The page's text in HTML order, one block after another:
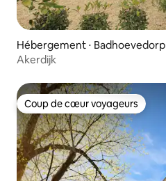
Hébergement ⋅ Badhoevedorp
Akerdijk
Coup de cœur voyageurs
Coup de cœur voyageurs